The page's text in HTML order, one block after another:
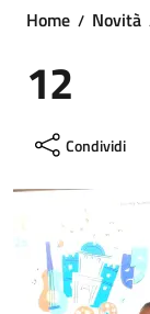
Home Novità
12
Condividi